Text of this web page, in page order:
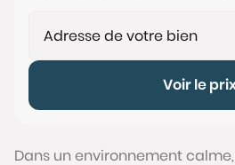
Voir le
Dans un environnement